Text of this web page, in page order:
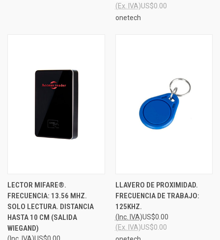
US$0.00
(Ex. IVA)
onetech
LECTOR MIFARE®.
FRECUENCIA: 13.56 MHZ.
SOLO LECTURA. DISTANCIA
HASTA 10 CM (SALIDA
WIEGAND)
LLAVERO DE PROXIMIDAD.
FRECUENCIA DE TRABAJO:
125KHZ.
US$0.00
(Inc. IVA)
US$0.00
(Ex. IVA)